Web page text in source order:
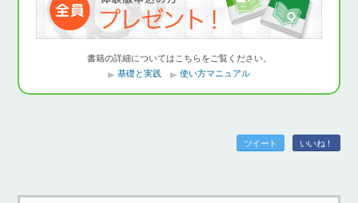
書籍の詳細についてはこちらをご覧ください。
基礎と実践
使い方マニュアル
ツイート いいね！